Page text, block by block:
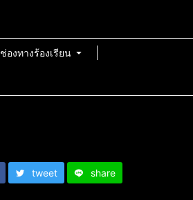
ช่องทางร้องเรียน
tweet share